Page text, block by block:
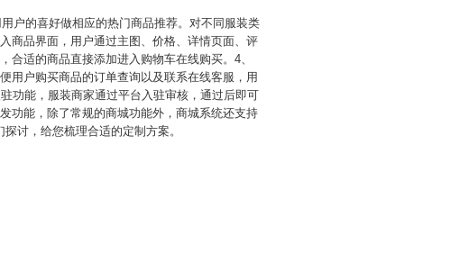
户的喜好做相应的热门商品推荐。对不同服装类
商品界面，用户通过主图、价格、详情页面、评
适的商品直接添加进入购物车在线购买。4、
用户购买商品的订单查询以及联系在线客服，用
功能，服装商家通过平台入驻审核，通过后即可
功能，除了常规的商城功能外，商城系统还支持
讨，给您梳理合适的定制方案。